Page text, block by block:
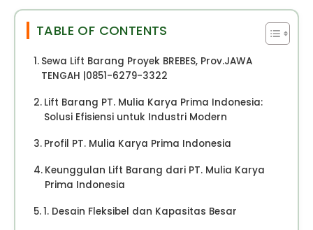
TABLE OF CONTENTS
Sewa Lift Barang Proyek BREBES, Prov.JAWA
TENGAH |0851-6279-3322
Lift Barang PT. Mulia Karya Prima Indonesia:
Solusi Efisiensi untuk Industri Modern
Profil PT. Mulia Karya Prima Indonesia
Keunggulan Lift Barang dari PT. Mulia Karya
Prima Indonesia
1. Desain Fleksibel dan Kapasitas Besar